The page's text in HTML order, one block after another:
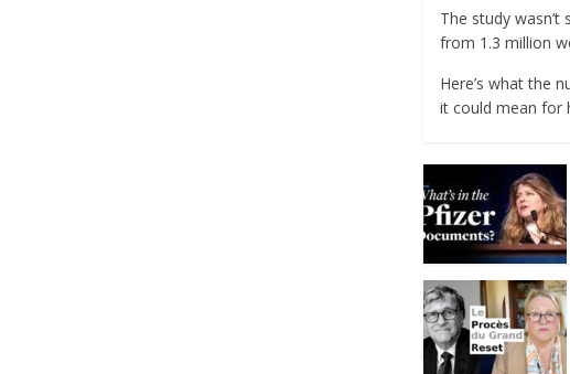
The study wasn’t
from 1.3 million
Here’s what the
it could mean for